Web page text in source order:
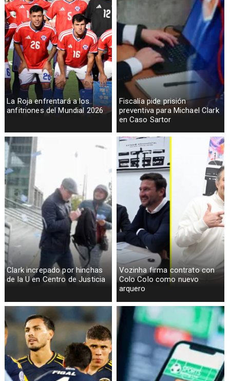
La Roja enfrentará a los
anfitriones del Mundial 2026
Fiscalía pide prisión
preventiva para Michael Clark
en Caso Sartor
Clark increpado por hinchas
de la U en Centro de Justicia
Vozinha firma contrato con
Colo Colo como nuevo
arquero